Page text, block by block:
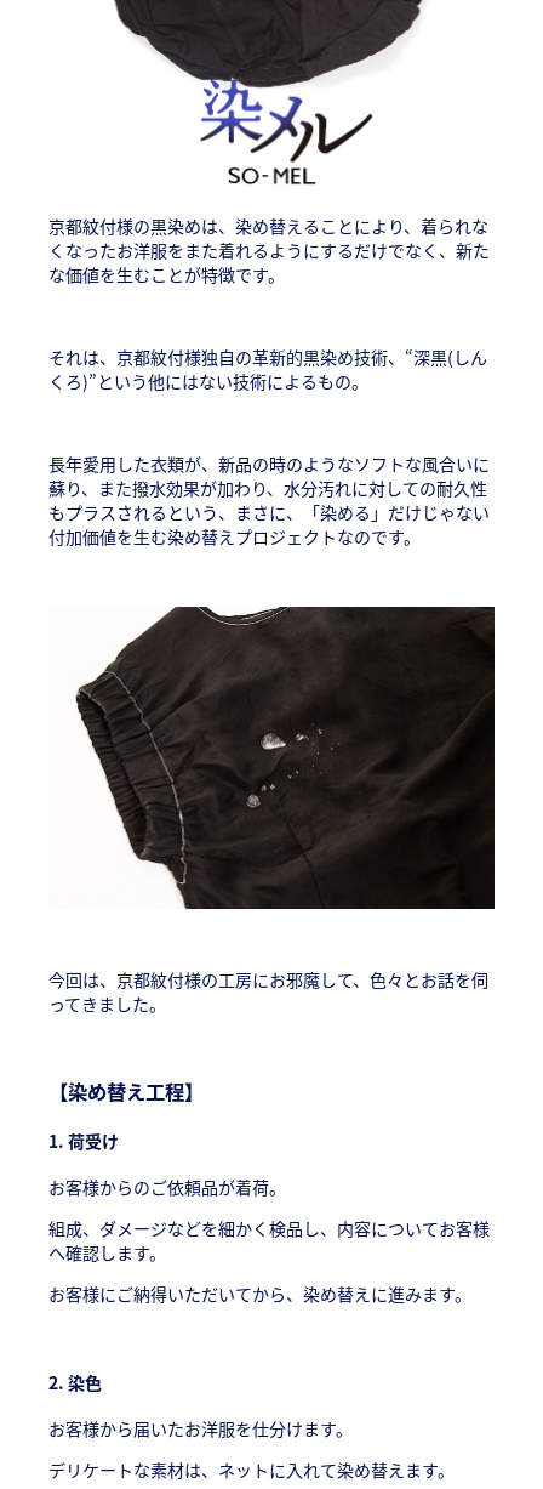
京都紋付様の黒染めは、染め替えることにより、着られな
くなったお洋服をまた着れるようにするだけでなく、新た
な価値を生むことが特徴です。
それは、京都紋付様独自の革新的黒染め技術、“深黒(しん
くろ)”という他にはない技術によるもの。
長年愛用した衣類が、新品の時のようなソフトな風合いに
蘇り、また撥水効果が加わり、水分汚れに対しての耐久性
もプラスされるという、まさに、「染める」だけじゃない
付加価値を生む染め替えプロジェクトなのです。
今回は、京都紋付様の工房にお邪魔して、色々とお話を伺
ってきました。
【染め替え工程】
1. 荷受け
お客様からのご依頼品が着荷。
組成、ダメージなどを細かく検品し、内容についてお客様
へ確認します。
お客様にご納得いただいてから、染め替えに進みます。
2. 染色
お客様から届いたお洋服を仕分けます。
デリケートな素材は、ネットに入れて染め替えます。